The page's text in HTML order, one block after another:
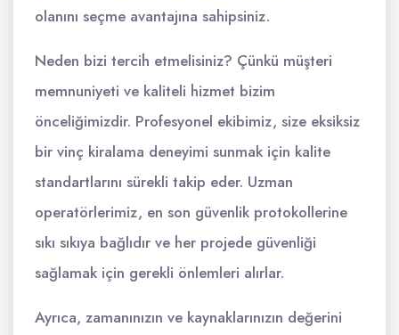
olanını seçme avantajına sahipsiniz.
Neden bizi tercih etmelisiniz? Çünkü müşteri
memnuniyeti ve kaliteli hizmet bizim
önceliğimizdir. Profesyonel ekibimiz, size eksiksiz
bir vinç kiralama deneyimi sunmak için kalite
standartlarını sürekli takip eder. Uzman
operatörlerimiz, en son güvenlik protokollerine
sıkı sıkıya bağlıdır ve her projede güvenliği
sağlamak için gerekli önlemleri alırlar.
Ayrıca, zamanınızın ve kaynaklarınızın değerini